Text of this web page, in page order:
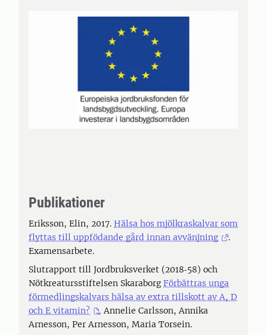
Publikationer
Eriksson, Elin, 2017. Hälsa hos mjölkraskalvar som
flyttas till uppfödande gård innan avvänjning
.
Examensarbete.
Slutrapport till Jordbruksverket (2018‐58) och
Nötkreatursstiftelsen SkaraborgFörbättras unga
förmedlingskalvars hälsa av extra tillskott av A, D
och E vitamin?
Annelie Carlsson, Annika
Arnesson, Per Arnesson, Maria Torsein.